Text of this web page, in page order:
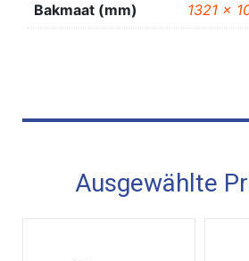
Bakmaat (mm) 1321 x
Ausgewählte